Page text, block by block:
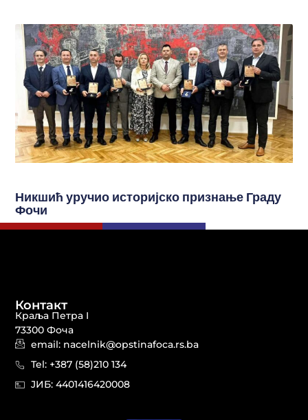
Никшић уручио историјско признање Граду
Фочи
Контакт
Краља Петра I
73300 Фоча
email: nacelnik@opstinafoca.rs.ba
Tel: +387 (58)210 134
JИБ: 44014164​20008